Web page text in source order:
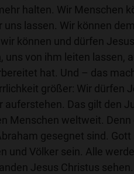
halten. Wir Menschen
uns lassen. Wir können
können und dürfen
, uns von ihm leiten lassen,
hat. Und – das
größer: Wir dürfen
auferstehen. Das gilt den
Menschen weltweit.
gesegnet sind.
und Völker sein. Alle
Jesus Christus